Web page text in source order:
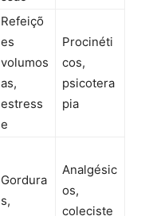
Refeiçõ
es
volumos
as,
estress
e
Procinéti
cos,
psicotera
pia
Gordura
s,
Analgésic
os,
coleciste